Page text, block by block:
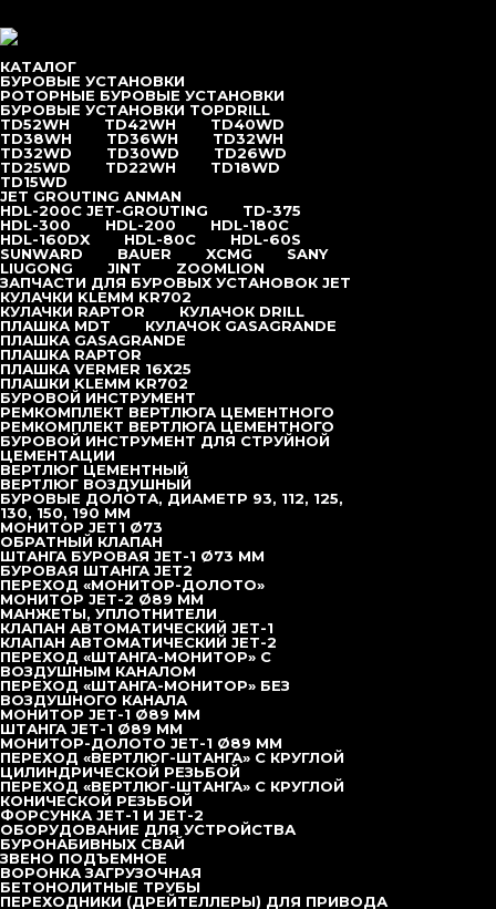
КАТАЛОГ
БУРОВЫЕ УСТАНОВКИ
РОТОРНЫЕ БУРОВЫЕ УСТАНОВКИ
БУРОВЫЕ УСТАНОВКИ TOPDRILL
TD52WH
TD42WH
TD40WD
TD38WH
TD36WH
TD32WH
TD32WD
TD30WD
TD26WD
TD25WD
TD22WH
TD18WD
TD15WD
JET GROUTING ANMAN
HDL-200C JET-GROUTING
TD-375
HDL-300
HDL-200
HDL-180С
HDL-160DX
HDL-80C
HDL-60S
SUNWARD
BAUER XCMG
SANY
LIUGONG
JINT
ZOOMLION
ЗАПЧАСТИ ДЛЯ БУРОВЫХ УСТАНОВОК JET
КУЛАЧКИ KLEMM KR702
КУЛАЧКИ RAPTOR
КУЛАЧОК DRILL
ПЛАШКА MDT
КУЛАЧОК GASAGRANDE
ПЛАШКА GASAGRANDE
ПЛАШКА RAPTOR
ПЛАШКА VERMER 16Х25
ПЛАШКИ KLEMM KR702
БУРОВОЙ ИНСТРУМЕНТ
РЕМКОМПЛЕКТ ВЕРТЛЮГА ЦЕМЕНТНОГО
РЕМКОМПЛЕКТ ВЕРТЛЮГА ЦЕМЕНТНОГО
БУРОВОЙ ИНСТРУМЕНТ ДЛЯ СТРУЙНОЙ
ЦЕМЕНТАЦИИ
ВЕРТЛЮГ ЦЕМЕНТНЫЙ
ВЕРТЛЮГ ВОЗДУШНЫЙ
БУРОВЫЕ ДОЛОТА, ДИАМЕТР 93, 112, 125,
130, 150, 190 ММ
МОНИТОР JET1 Ø73
ОБРАТНЫЙ КЛАПАН
ШТАНГА БУРОВАЯ JET-1 Ø73 ММ
БУРОВАЯ ШТАНГА JET2
ПЕРЕХОД «МОНИТОР-ДОЛОТО»
МОНИТОР JET-2 Ø89 ММ
МАНЖЕТЫ, УПЛОТНИТЕЛИ
КЛАПАН АВТОМАТИЧЕСКИЙ JET-1
КЛАПАН АВТОМАТИЧЕСКИЙ JET-2
ПЕРЕХОД «ШТАНГА-МОНИТОР» С
ВОЗДУШНЫМ КАНАЛОМ
ПЕРЕХОД «ШТАНГА-МОНИТОР» БЕЗ
ВОЗДУШНОГО КАНАЛА
МОНИТОР JET-1 Ø89 ММ
ШТАНГА JET-1 Ø89 ММ
МОНИТОР-ДОЛОТО JET-1 Ø89 ММ
ПЕРЕХОД «ВЕРТЛЮГ-ШТАНГА» С КРУГЛОЙ
ЦИЛИНДРИЧЕСКОЙ РЕЗЬБОЙ
ПЕРЕХОД «ВЕРТЛЮГ-ШТАНГА» С КРУГЛОЙ
КОНИЧЕСКОЙ РЕЗЬБОЙ
ФОРСУНКА JET-1 И JET-2
ОБОРУДОВАНИЕ ДЛЯ УСТРОЙСТВА
БУРОНАБИВНЫХ СВАЙ
ЗВЕНО ПОДЪЕМНОЕ
ВОРОНКА ЗАГРУЗОЧНАЯ
БЕТОНОЛИТНЫЕ ТРУБЫ
ПЕРЕХОДНИКИ (ДРЕЙТЕЛЛЕРЫ) ДЛЯ ПРИВОДА
Главная / Каталог Вибропогружатели
Электрические
/
Электрический вибропогружатель DZJ-90
Электрические
DZ-45
DZ-60
DZ-90
DZJ-90
DZJ-120
DZJ-135
DZJ-150
DZJ-180
DZJ-200
DZJ-240
DZJ-300
DZJ-400